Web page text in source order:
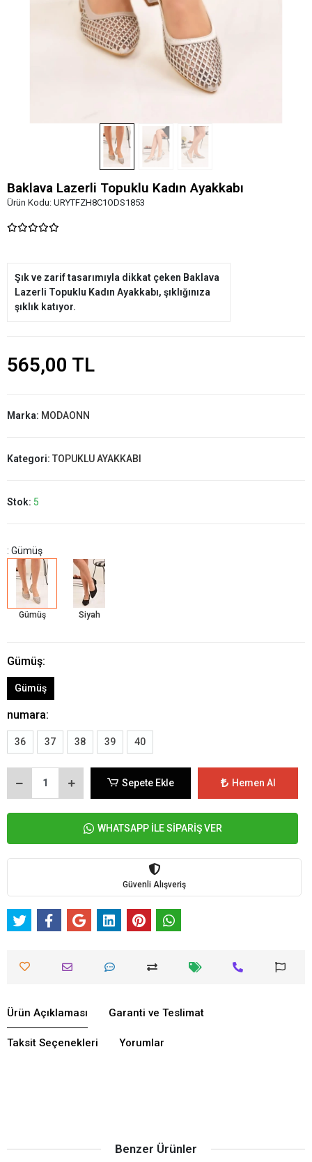
Baklava Lazerli Topuklu Kadın Ayakkabı
Ürün Kodu: URYTFZH8C1ODS1853
Şık ve zarif tasarımıyla dikkat çeken Baklava
Lazerli Topuklu Kadın Ayakkabı, şıklığınıza
şıklık katıyor.
565,00 TL
Marka: MODAONN
Kategori: TOPUKLU AYAKKABI
Stok: 5
: Gümüş
Gümüş Siyah
Gümüş:
Gümüş
numara:
36 37 38 39 40
Sepete Ekle Hemen Al
WHATSAPP İLE SİPARİŞ VER
Güvenli Alışveriş
Ürün Açıklaması Garanti ve Teslimat
Taksit Seçenekleri Yorumlar
Benzer Ürünler